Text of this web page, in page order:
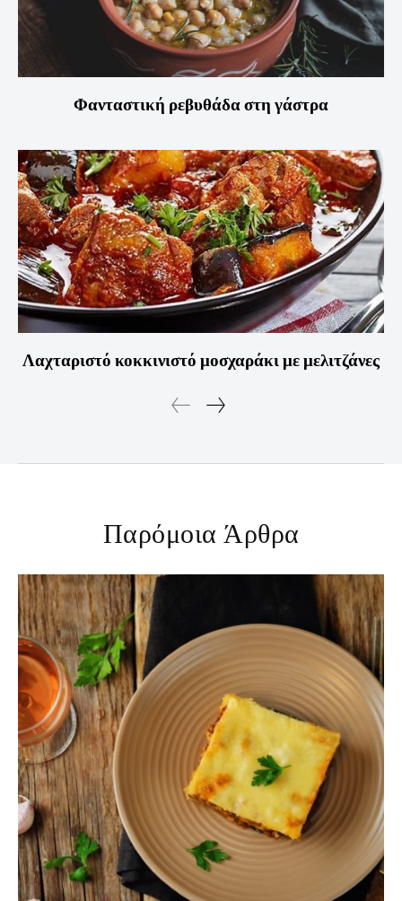
Φανταστική ρεβυθάδα στη γάστρα
Λαχταριστό κοκκινιστό μοσχαράκι με μελιτζάνες
Παρόμοια Άρθρα